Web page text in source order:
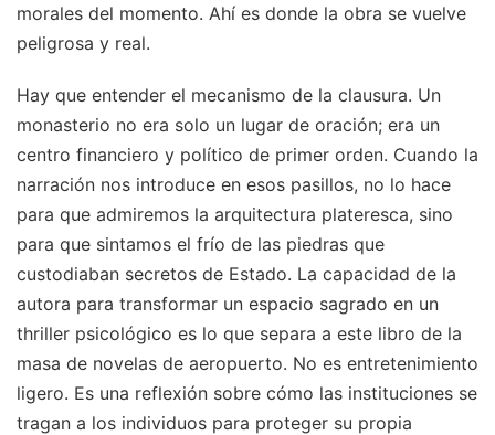
morales del momento. Ahí es donde la obra se vuelve
peligrosa y real.
Hay que entender el mecanismo de la clausura. Un
monasterio no era solo un lugar de oración; era un
centro financiero y político de primer orden. Cuando la
narración nos introduce en esos pasillos, no lo hace
para que admiremos la arquitectura plateresca, sino
para que sintamos el frío de las piedras que
custodiaban secretos de Estado. La capacidad de la
autora para transformar un espacio sagrado en un
thriller psicológico es lo que separa a este libro de la
masa de novelas de aeropuerto. No es entretenimiento
ligero. Es una reflexión sobre cómo las instituciones se
tragan a los individuos para proteger su propia